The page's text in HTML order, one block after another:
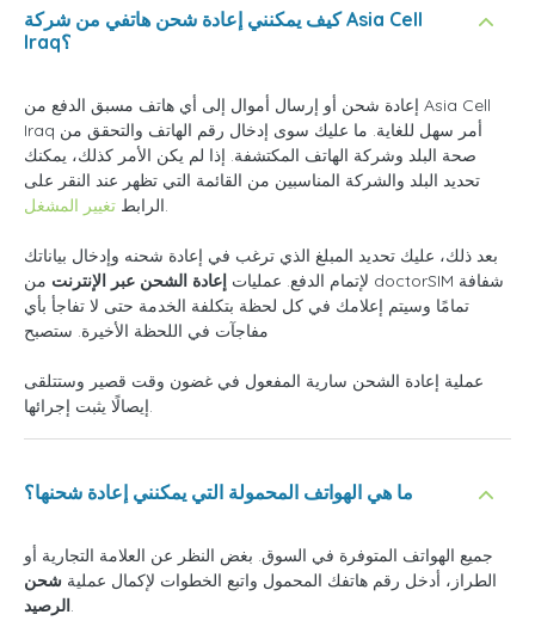
كيف يمكنني إعادة شحن هاتفي من شركة Asia Cell
Iraq؟
إعادة شحن أو إرسال أموال إلى أي هاتف مسبق الدفع من Asia Cell
Iraq أمر سهل للغاية. ما عليك سوى إدخال رقم الهاتف والتحقق من
صحة البلد وشركة الهاتف المكتشفة. إذا لم يكن الأمر كذلك، يمكنك
تحديد البلد والشركة المناسبين من القائمة التي تظهر عند النقر على
الرابط تغيير المشغل .
بعد ذلك، عليك تحديد المبلغ الذي ترغب في إعادة شحنه وإدخال بياناتك
لإتمام الدفع. عمليات إعادة الشحن عبر الإنترنت من doctorSIM شفافة
تمامًا وسيتم إعلامك في كل لحظة بتكلفة الخدمة حتى لا تفاجأ بأي
مفاجآت في اللحظة الأخيرة. ستصبح
عملية إعادة الشحن سارية المفعول في غضون وقت قصير وستتلقى
إيصالًا يثبت إجرائها.
ما هي الهواتف المحمولة التي يمكنني إعادة شحنها؟
جميع الهواتف المتوفرة في السوق. بغض النظر عن العلامة التجارية أو
الطراز، أدخل رقم هاتفك المحمول واتبع الخطوات لإكمال عملية شحن
الرصيد.